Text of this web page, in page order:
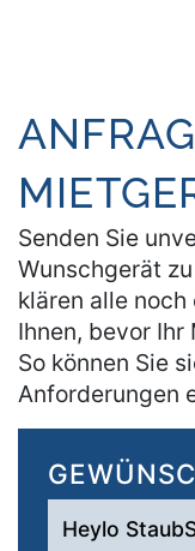
Senden Sie
Wunschgerät
klären alle
Ihnen, bevor
So können Sie
Anforderungen